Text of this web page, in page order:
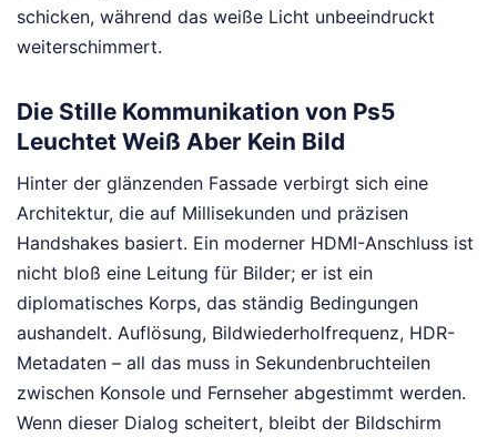
schicken, während das weiße Licht unbeeindruckt
weiterschimmert.
Die Stille Kommunikation von Ps5
Leuchtet Weiß Aber Kein Bild
Hinter der glänzenden Fassade verbirgt sich eine
Architektur, die auf Millisekunden und präzisen
Handshakes basiert. Ein moderner HDMI-Anschluss ist
nicht bloß eine Leitung für Bilder; er ist ein
diplomatisches Korps, das ständig Bedingungen
aushandelt. Auflösung, Bildwiederholfrequenz, HDR-
Metadaten – all das muss in Sekundenbruchteilen
zwischen Konsole und Fernseher abgestimmt werden.
Wenn dieser Dialog scheitert, bleibt der Bildschirm